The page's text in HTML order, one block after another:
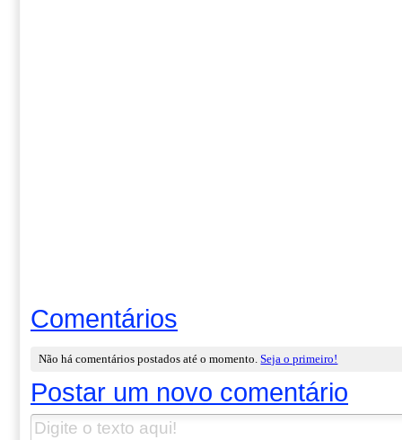
Comentários
Não há comentários postados até o momento.Seja o primeiro!
Postar um novo comentário